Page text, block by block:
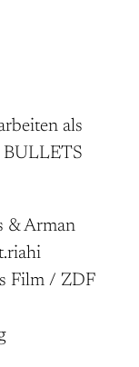
als
& Arman
Film / ZDF